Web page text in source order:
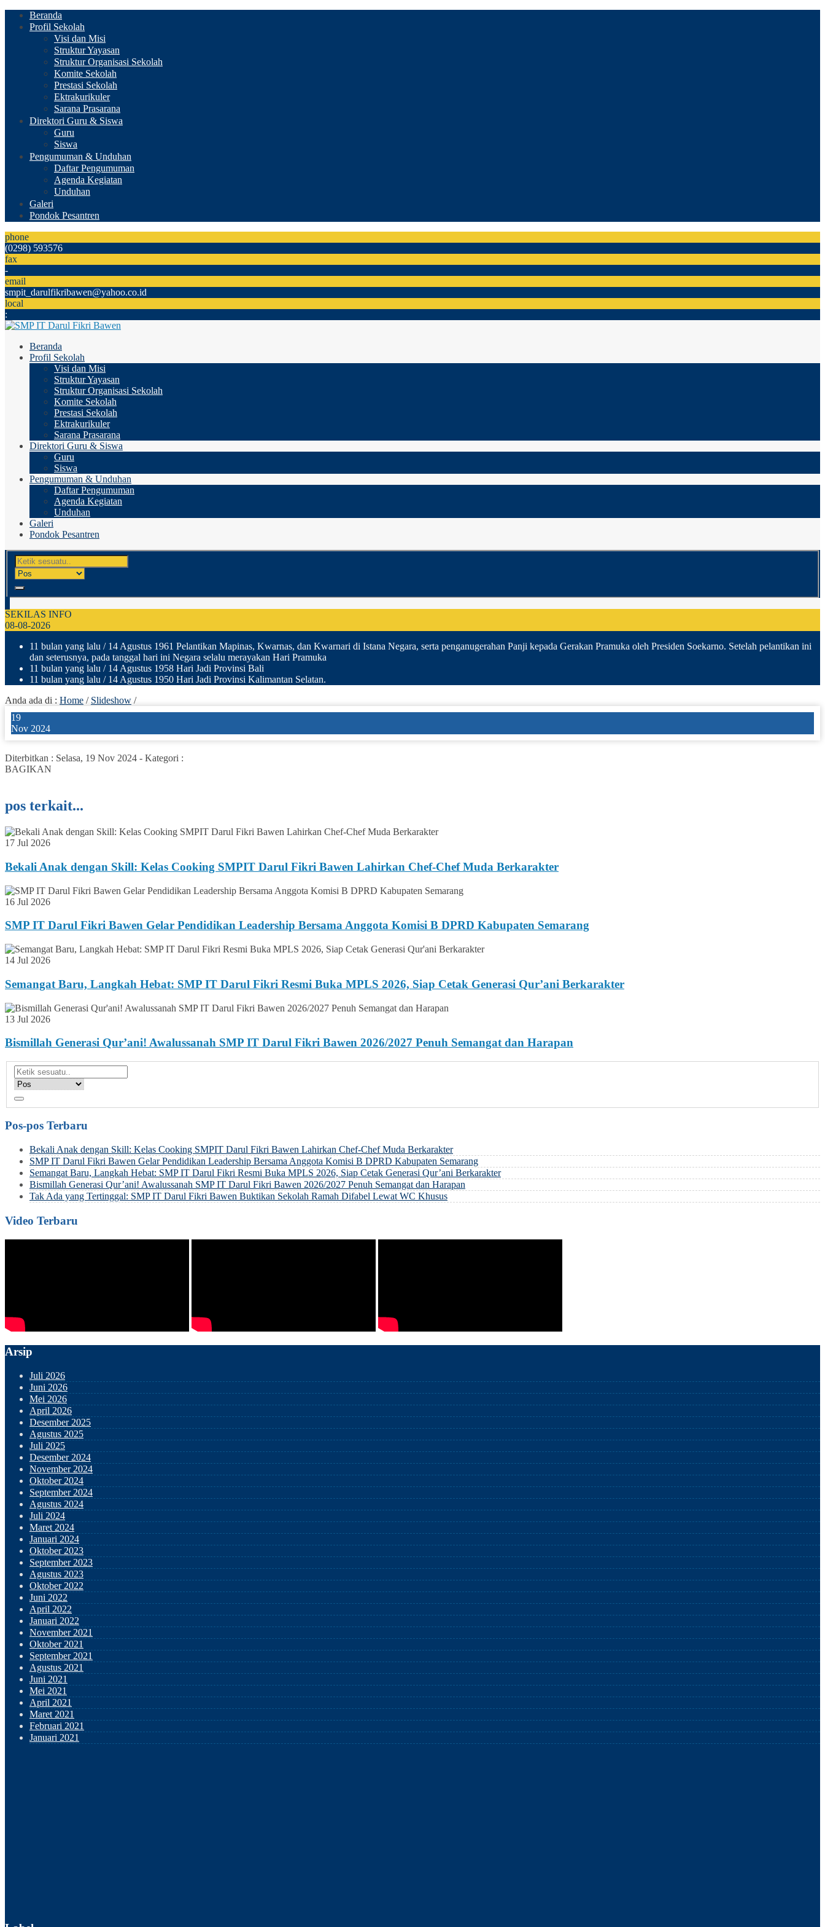
Beranda
Profil Sekolah
Visi dan Misi
Struktur Yayasan
Struktur Organisasi Sekolah
Komite Sekolah
Prestasi Sekolah
Ektrakurikuler
Sarana Prasarana
Direktori Guru & Siswa
Guru
Siswa
Pengumuman & Unduhan
Daftar Pengumuman
Agenda Kegiatan
Unduhan
Galeri
Pondok Pesantren
phone
(0298) 593576
fax
-
email
smpit_darulfikribawen@yahoo.co.id
local
:
Beranda
Profil Sekolah
Visi dan Misi
Struktur Yayasan
Struktur Organisasi Sekolah
Komite Sekolah
Prestasi Sekolah
Ektrakurikuler
Sarana Prasarana
Direktori Guru & Siswa
Guru
Siswa
Pengumuman & Unduhan
Daftar Pengumuman
Agenda Kegiatan
Unduhan
Galeri
Pondok Pesantren
SEKILAS INFO
08-08-2026
11 bulan yang lalu / 14 Agustus 1961 Pelantikan Mapinas, Kwarnas, dan Kwarnari di Istana Negara, serta penganugerahan Panji kepada Gerakan Pramuka oleh Presiden Soekarno. Setelah pelantikan ini
dan seterusnya, pada tanggal hari ini Negara selalu merayakan Hari Pramuka
11 bulan yang lalu / 14 Agustus 1958 Hari Jadi Provinsi Bali
11 bulan yang lalu / 14 Agustus 1950 Hari Jadi Provinsi Kalimantan Selatan.
Anda ada di : Home / Slideshow /
19
Nov 2024
Diterbitkan : Selasa, 19 Nov 2024 - Kategori :
BAGIKAN
pos terkait...
17 Jul 2026
Bekali Anak dengan Skill: Kelas Cooking SMPIT Darul Fikri Bawen Lahirkan Chef-Chef Muda Berkarakter
16 Jul 2026
SMP IT Darul Fikri Bawen Gelar Pendidikan Leadership Bersama Anggota Komisi B DPRD Kabupaten Semarang
14 Jul 2026
Semangat Baru, Langkah Hebat: SMP IT Darul Fikri Resmi Buka MPLS 2026, Siap Cetak Generasi Qur’ani Berkarakter
13 Jul 2026
Bismillah Generasi Qur’ani! Awalussanah SMP IT Darul Fikri Bawen 2026/2027 Penuh Semangat dan Harapan
Pos-pos Terbaru
Bekali Anak dengan Skill: Kelas Cooking SMPIT Darul Fikri Bawen Lahirkan Chef-Chef Muda Berkarakter
SMP IT Darul Fikri Bawen Gelar Pendidikan Leadership Bersama Anggota Komisi B DPRD Kabupaten Semarang
Semangat Baru, Langkah Hebat: SMP IT Darul Fikri Resmi Buka MPLS 2026, Siap Cetak Generasi Qur’ani Berkarakter
Bismillah Generasi Qur’ani! Awalussanah SMP IT Darul Fikri Bawen 2026/2027 Penuh Semangat dan Harapan
Tak Ada yang Tertinggal: SMP IT Darul Fikri Bawen Buktikan Sekolah Ramah Difabel Lewat WC Khusus
Video Terbaru
Arsip
Juli 2026
Juni 2026
Mei 2026
April 2026
Desember 2025
Agustus 2025
Juli 2025
Desember 2024
November 2024
Oktober 2024
September 2024
Agustus 2024
Juli 2024
Maret 2024
Januari 2024
Oktober 2023
September 2023
Agustus 2023
Oktober 2022
Juni 2022
April 2022
Januari 2022
November 2021
Oktober 2021
September 2021
Agustus 2021
Juni 2021
Mei 2021
April 2021
Maret 2021
Februari 2021
Januari 2021